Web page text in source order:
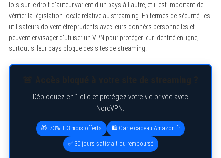
lois sur le droit d’auteur varient d’un pays à l’autre, et il est important de
vérifier la législation locale relative au streaming. En termes de sécurité, les
utilisateurs doivent être prudents avec leurs données personnelles et
peuvent envisager d’utiliser un VPN pour protéger leur identité en ligne,
surtout si leur pays bloque des sites de streaming.
Débloquez en 1 clic et protégez votre vie privée avec
NordVPN.
🎁 -73% + 3 mois offerts 🛍️ Carte cadeau Amazon.fr
✅ 30 jours satisfait ou remboursé